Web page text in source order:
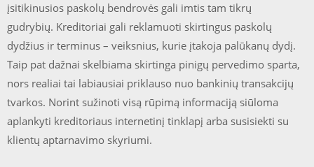
įsitikinusios paskolų bendrovės gali imtis tam tikrų
gudrybių. Kreditoriai gali reklamuoti skirtingus paskolų
dydžius ir terminus – veiksnius, kurie įtakoja palūkanų dydį.
Taip pat dažnai skelbiama skirtinga pinigų pervedimo sparta,
nors realiai tai labiausiai priklauso nuo bankinių transakcijų
tvarkos. Norint sužinoti visą rūpimą informaciją siūloma
aplankyti kreditoriaus internetinį tinklapį arba susisiekti su
klientų aptarnavimo skyriumi.